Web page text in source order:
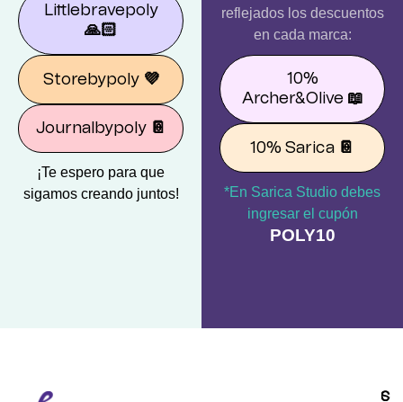
Littlebravepoly
🙏🏻
Storebypoly 💜
Journalbypoly 📔
¡Te espero para que
sigamos creando juntos!
reflejados los descuentos
en cada marca:
10%
Archer&Olive 📖
10% Sarica 📔
*En Sarica Studio debes
ingresar el cupón
POLY10
S
C